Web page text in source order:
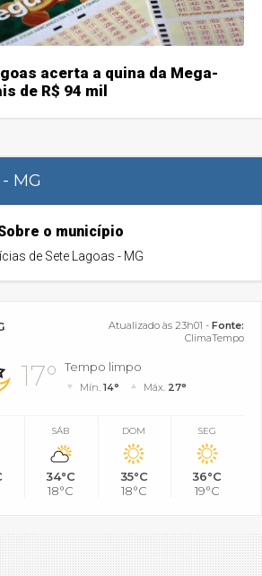
acerta a quina da Mega-
de R$ 94 mil
MG
o município
de Sete Lagoas - MG
Atualizado às 23h01 - Fonte:
ClimaTempo
17° Tempo limpo
Mín.14° Máx. 27°
SÁB
34°C
18°C
DOM
35°C
18°C
SEG
36°C
19°C